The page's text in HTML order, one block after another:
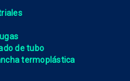
de tubo
termoplástica